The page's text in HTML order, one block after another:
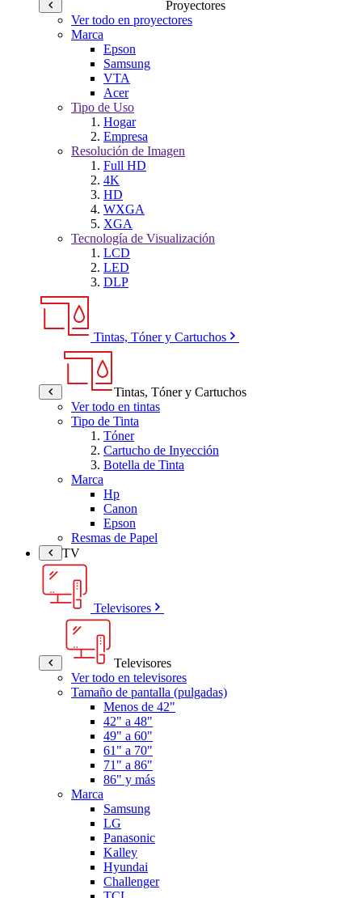
Proyectores
Ver todo en proyectores
Marca
Epson
Samsung
VTA
Acer
Tipo de Uso
Hogar
Empresa
Resolución de Imagen
Full HD
4K
HD
WXGA
XGA
Tecnología de Visualización
LCD
LED
DLP
Tintas, Tóner y Cartuchos
Tintas, Tóner y Cartuchos
Ver todo en tintas
Tipo de Tinta
Tóner
Cartucho de Inyección
Botella de Tinta
Marca
Hp
Canon
Epson
Resmas de Papel
TV
Televisores
Televisores
Ver todo en televisores
Tamaño de pantalla (pulgadas)
Menos de 42"
42" a 48"
49" a 60"
61" a 70"
71" a 86"
86" y más
Marca
Samsung
LG
Panasonic
Kalley
Hyundai
Challenger